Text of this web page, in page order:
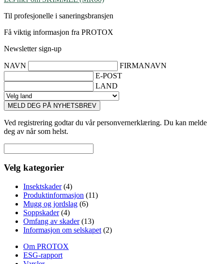
Til profesjonelle i saneringsbransjen
Få viktig informasjon fra PROTOX
Newsletter sign-up
NAVN
FIRMANAVN
E-POST
LAND
MELD DEG PÅ NYHETSBREV
Ved registrering godtar du vår personvernerklæring. Du kan melde
deg av når som helst.
Velg kategorier
Insektskader(4)
Produktinformasjon (11)
Mugg og jordslag (6)
Soppskader(4)
Omfang av skader(13)
Informasjon om selskapet (2)
Om PROTOX
ESG-rapport